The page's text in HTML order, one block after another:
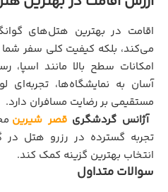
اقامت در بهترین هتل‌های
می‌کند، بلکه کیفیت کلی سفر شما
امکانات سطح بالا مانند
آسان به نمایشگاه‌ها، تجربه‌ای
مستقیمی بر رضایت مسافران دارد.
آژانس گردشگریقصر شیرین
تجربه گسترده در رزرو هتل در
انتخاب بهترین گزینه کمک کند.
سوالات متداول